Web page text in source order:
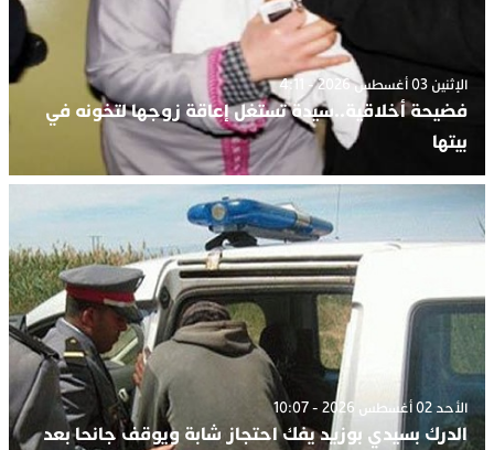
الإثنين 03 أغسطس 2026 - 4:11
فضيحة أخلاقية..سيدة تستغل إعاقة زوجها لتخونه في
بيتها
الأحد 02 أغسطس 2026 - 10:07
الدرك بسيدي بوزيد يفك احتجاز شابة ويوقف جانحا بعد